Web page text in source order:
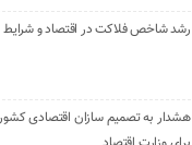
رشد شاخص فلاکت در اقتصاد و شرایط
هشدار به تصمیم سازان اقتصادی